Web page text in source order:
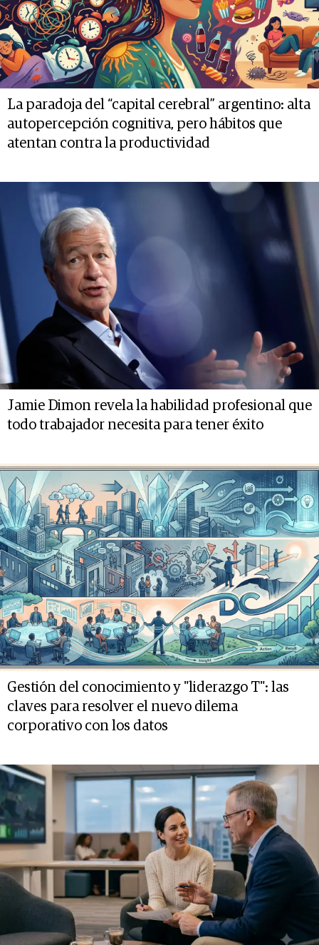
La paradoja del “capital cerebral” argentino: alta
autopercepción cognitiva, pero hábitos que
atentan contra la productividad
Jamie Dimon revela la habilidad profesional que
todo trabajador necesita para tener éxito
Gestión del conocimiento y "liderazgo T": las
claves para resolver el nuevo dilema
corporativo con los datos